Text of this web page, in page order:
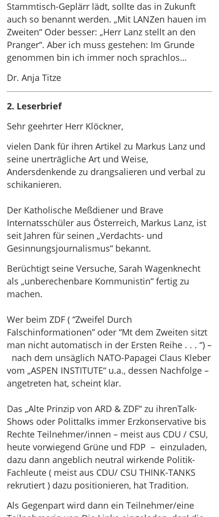
Stammtisch-Geplärr lädt, sollte das in Zukunft
auch so benannt werden. „Mit LANZen hauen im
Zweiten“ Oder besser: „Herr Lanz stellt an den
Pranger“. Aber ich muss gestehen: Im Grunde
genommen bin ich immer noch sprachlos…
Dr. Anja Titze
2. Leserbrief
Sehr geehrter Herr Klöckner,
vielen Dank für ihren Artikel zu Markus Lanz und
seine unerträgliche Art und Weise,
Andersdenkende zu drangsalieren und verbal zu
schikanieren.
Der Katholische Meßdiener und Brave
Internatsschüler aus Österreich, Markus Lanz, ist
seit Jahren für seinen „Verdachts- und
Gesinnungsjournalismus“ bekannt.
Berüchtigt seine Versuche, Sarah Wagenknecht
als „unberechenbare Kommunistin“ fertig zu
machen.
Wer beim ZDF ( “Zweifel Durch
Falschinformationen” oder “Mt dem Zweiten sitzt
man nicht automatisch in der Ersten Reihe . . . “) –
nach dem unsäglich NATO-Papagei Claus Kleber
vom „ASPEN INSTITUTE“ u.a., dessen Nachfolge –
angetreten hat, scheint klar.
Das „Alte Prinzip von ARD & ZDF“ zu ihrenTalk-
Shows oder Polittalks immer Erzkonservative bis
Rechte Teilnehmer/innen – meist aus CDU / CSU,
heute vorwiegend Grüne und FDP – einzuladen,
dazu dann angeblich neutral wirkende Politik-
Fachleute ( meist aus CDU/ CSU THINK-TANKS
rekrutiert ) dazu positionieren, hat Tradition.
Als Gegenpart wird dann ein Teilnehmer/eine